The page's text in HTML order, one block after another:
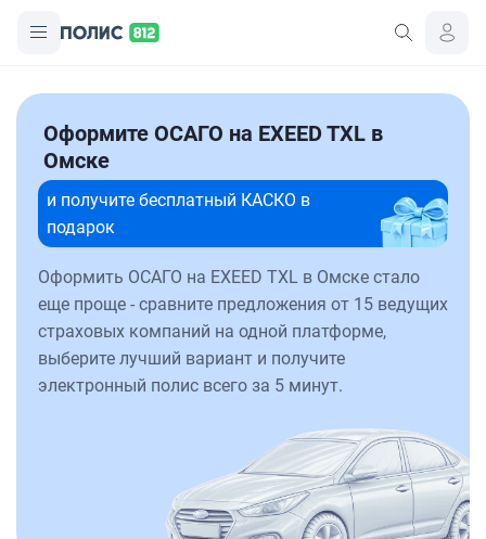
Оформите ОСАГО на EXEED TXL в
Омске
и получите бесплатный КАСКО в
подарок
Оформить ОСАГО на EXEED TXL в Омске стало
еще проще - сравните предложения от 15 ведущих
страховых компаний на одной платформе,
выберите лучший вариант и получите
электронный полис всего за 5 минут.